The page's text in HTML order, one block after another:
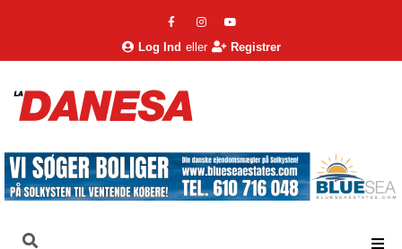
Log Ind eller Registrer